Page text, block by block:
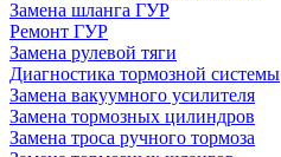
Замена шланга ГУР
Ремонт ГУР
Замена рулевой тяги
Диагностика тормозной системы
Замена вакуумного усилителя
Замена тормозных цилиндров
Замена троса ручного тормоза